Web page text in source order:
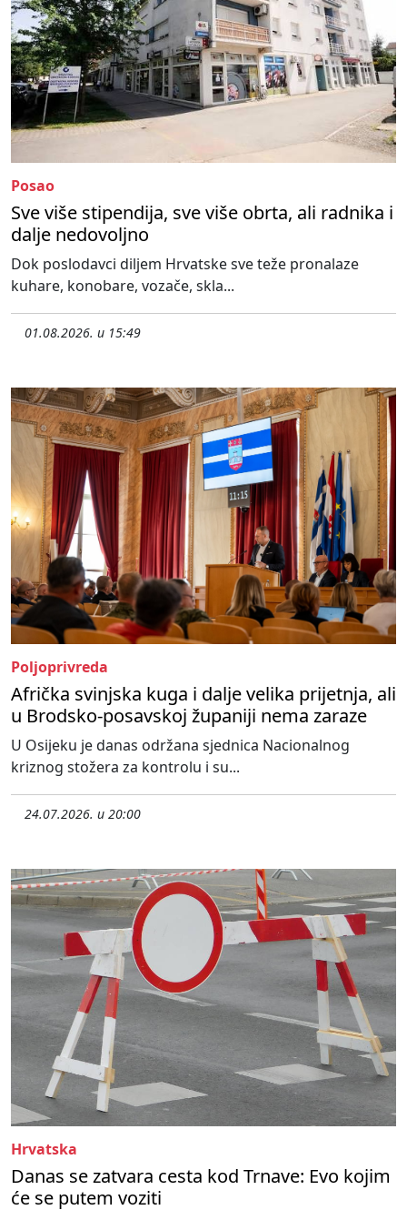
Posao
Sve više stipendija, sve više obrta, ali radnika i
dalje nedovoljno
Dok poslodavci diljem Hrvatske sve teže pronalaze
kuhare, konobare, vozače, skla...
01.08.2026. u 15:49
Poljoprivreda
Afrička svinjska kuga i dalje velika prijetnja, ali
u Brodsko-posavskoj županiji nema zaraze
U Osijeku je danas održana sjednica Nacionalnog
kriznog stožera za kontrolu i su...
24.07.2026. u 20:00
Hrvatska
Danas se zatvara cesta kod Trnave: Evo kojim
će se putem voziti